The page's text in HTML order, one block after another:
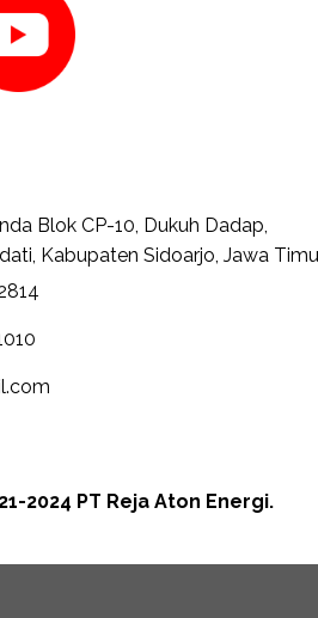
Blok CP-10, Dukuh Dadap,
Kabupaten Sidoarjo, Jawa
2024 PT Reja Aton Energi.